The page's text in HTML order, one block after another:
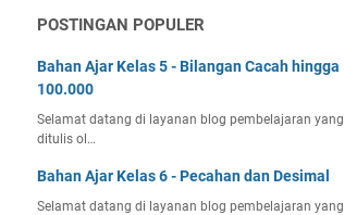
POSTINGAN POPULER
Bahan Ajar Kelas 5 - Bilangan Cacah hingga
100.000
Selamat datang di layanan blog pembelajaran yang
ditulis ol…
Bahan Ajar Kelas 6 - Pecahan dan Desimal
Selamat datang di layanan blog pembelajaran yang